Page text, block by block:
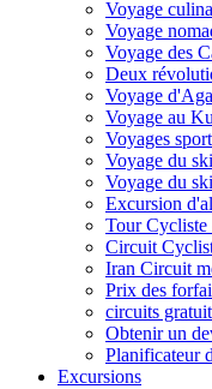
Voyage
Voyage
Voyage des
Deux
Voyage
Voyage au
Voyages
Voyage du
Voyage du
Excursion
Tour Cycliste
Circuit
Iran Circuit
Prix des
circuits
Obtenir un
Planificateur
Excursions